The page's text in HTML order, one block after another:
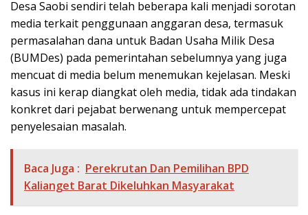
Desa Saobi sendiri telah beberapa kali menjadi sorotan
media terkait penggunaan anggaran desa, termasuk
permasalahan dana untuk Badan Usaha Milik Desa
(BUMDes) pada pemerintahan sebelumnya yang juga
mencuat di media belum menemukan kejelasan. Meski
kasus ini kerap diangkat oleh media, tidak ada tindakan
konkret dari pejabat berwenang untuk mempercepat
penyelesaian masalah.
Baca Juga : Perekrutan Dan Pemilihan BPD
Kalianget Barat Dikeluhkan Masyarakat